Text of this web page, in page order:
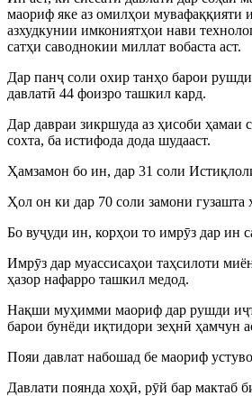
маориф яке аз омилҳои мувафаққияти
азхудкунии имкониятҳои нави
сатҳи саводнокии миллат вобаста аст.
Дар панҷ соли охир танҳо барои
давлатӣ 44 фоизро ташкил кард.
Дар давраи зикршуда аз ҳисоби ҳамаи
сохта, ба истифода дода шудааст.
Ҳамзамон бо ин, дар 31 соли
Ҳол он ки дар 70 соли замони гузашта
Бо вуҷуди ин, корҳои то имрӯз дар ин
Имрӯз дар муассисаҳои таҳсилоти
ҳазор нафарро ташкил медод.
Нақши муҳимми маориф дар рушди
барои бунёди иқтидори зеҳнӣ ҳамчун
Пояи давлат набошад бе маориф
Давлати поянда хоҳӣ, рӯй бар мактаб